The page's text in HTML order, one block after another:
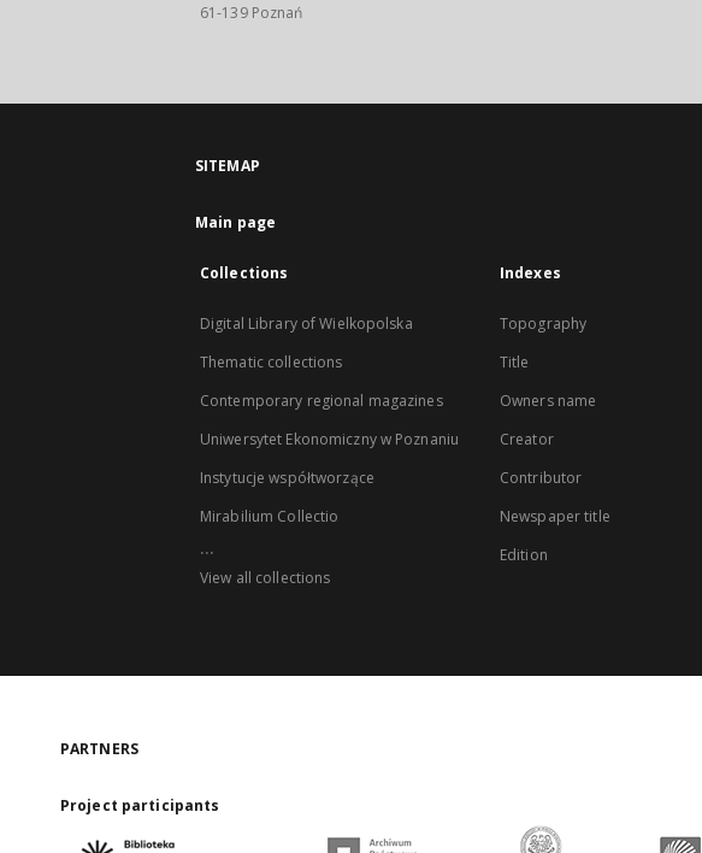
61-139 Poznań
SITEMAP
Main page
Collections
Digital Library of Wielkopolska
Thematic collections
Contemporary regional magazines
Uniwersytet Ekonomiczny w Poznaniu
Instytucje współtworzące
Mirabilium Collectio
...
View all collections
Indexes
Topography
Title
Owners name
Creator
Contributor
Newspaper title
Edition
PARTNERS
Project participants